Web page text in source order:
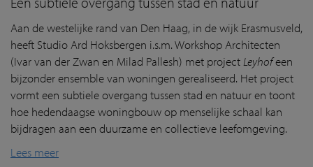
Aan de westelijke rand van Den Haag, in de wijk Erasmusveld,
heeft Studio Ard Hoksbergen i.s.m. Workshop Architecten
(Ivar van der Zwan en Milad Pallesh) met project Leyhofeen
bijzonder ensemble van woningen gerealiseerd. Het project
vormt een subtiele overgang tussen stad en natuur en toont
hoe hedendaagse woningbouw op menselijke schaal kan
bijdragen aan een duurzame en collectieve leefomgeving.
Lees meer